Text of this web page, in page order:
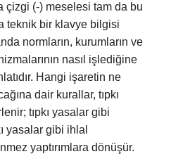
çizgi (-) meselesi tam da bu
teknik bir klavye bilgisi
normların, kurumların ve
nasıl işlediğine
Hangi işaretin ne
dair kurallar, tıpkı
tıpkı yasalar gibi
yasalar gibi ihlal
yaptırımlara dönüşür.